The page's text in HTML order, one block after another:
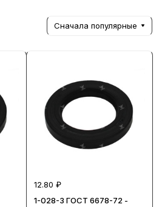
Сначала популярные
12.80 ₽
1-028-3 ГОСТ 6678-72 -